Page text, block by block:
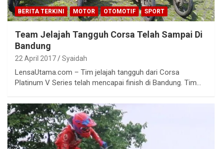
BERITA TERKINI MOTOR OTOMOTIF SPORT
Team Jelajah Tangguh Corsa Telah Sampai Di
Bandung
22 April 2017 Syaidah
LensaUtama.com – Tim jelajah tangguh dari Corsa
Platinum V Series telah mencapai finish di Bandung. Tim…